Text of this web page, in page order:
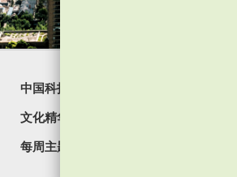
中国科技
文化精华
每周主题